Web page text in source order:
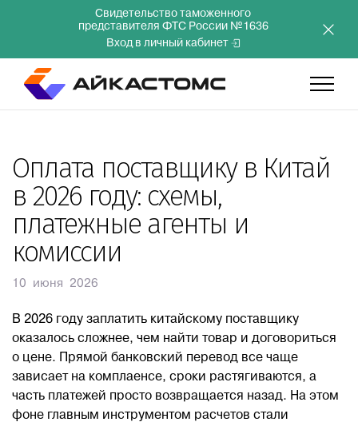
Свидетельство таможенного
представителя ФТС России №1636
Вход в личный кабинет
Услуги
Инвесторам
Блог
Оплата поставщику в Китай
в 2026 году: схемы,
платежные агенты и
комиссии
10 июня 2026
В 2026 году заплатить китайскому поставщику
оказалось сложнее, чем найти товар и договориться
о цене. Прямой банковский перевод все чаще
зависает на комплаенсе, сроки растягиваются, а
часть платежей просто возвращается назад. На этом
фоне главным инструментом расчетов стали